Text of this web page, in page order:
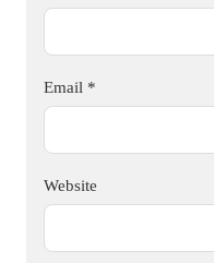
Email *
Website